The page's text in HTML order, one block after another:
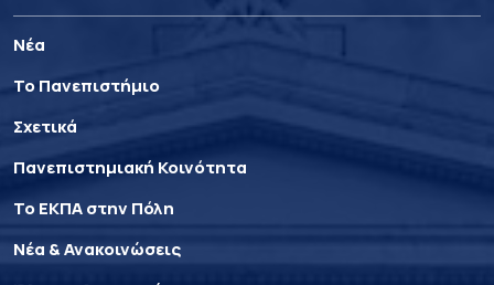
Νέα
Το Πανεπιστήμιο
Σχετικά
Πανεπιστημιακή Κοινότητα
Το ΕΚΠΑ στην Πόλη
Νέα & Ανακοινώσεις